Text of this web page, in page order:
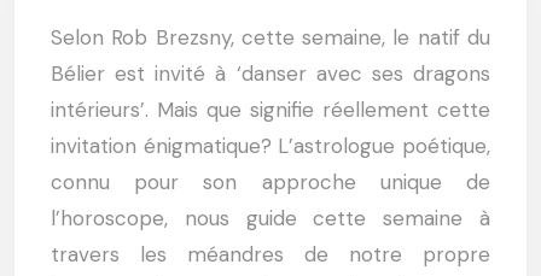
Selon Rob Brezsny, cette semaine, le natif du
Bélier est invité à ‘danser avec ses dragons
intérieurs’. Mais que signifie réellement cette
invitation énigmatique? L’astrologue poétique,
connu pour son approche unique de
l’horoscope, nous guide cette semaine à
travers les méandres de notre propre